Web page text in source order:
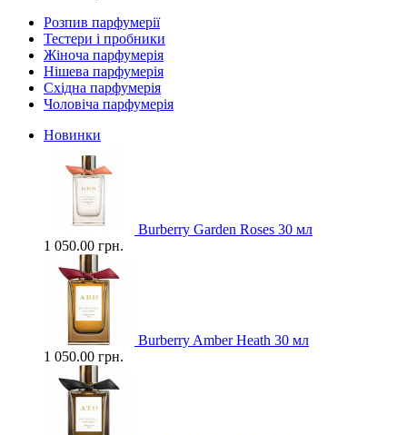
Розпив парфумерії
Тестери і пробники
Жіноча парфумерія
Нішева парфумерія
Східна парфумерія
Чоловіча парфумерія
Новинки
Burberry Garden Roses 30 мл
1 050.00 грн.
Burberry Amber Heath 30 мл
1 050.00 грн.